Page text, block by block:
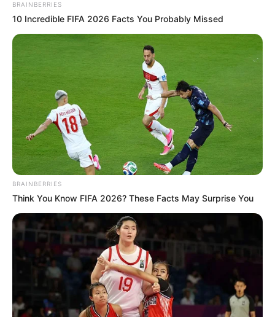
Email address:
Όλα τα κείμενα και οι εικόνες είναι πνευματική ιδιοκτησία του
ΝΙΚΟΛΑΟΣ ΑΝΑΞΙΜΑΝΔΡΟΣ. Aπαγορεύεται η αναπαραγωγή, η
αναδημοσίευση και η τροποποίησή τους χωρίς προηγούμενη
BRAINBERRIES
10 Incredible FIFA 2026 Facts You Probably Missed
BRAINBERRIES
Think You Know FIFA 2026? These Facts May Surprise You